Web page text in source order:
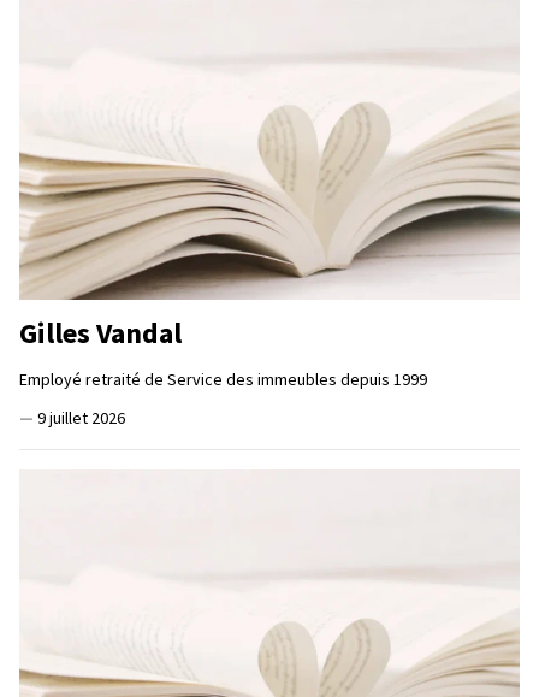
Gilles Vandal
Employé retraité de Service des immeubles depuis 1999
— 9 juillet 2026